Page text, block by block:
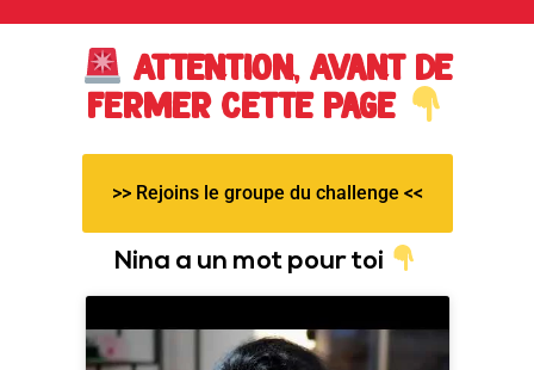
Attention, Avant de
fermer cette page
>> Rejoins le groupe du challenge <<
Nina a un mot pour toi